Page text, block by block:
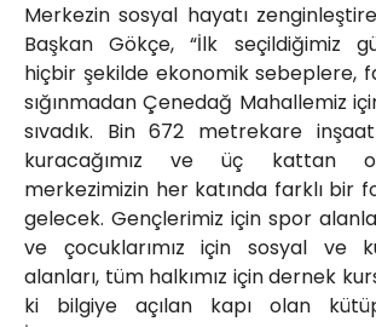
Merkezin sosyal hayatı
Başkan Gökçe, “İlk seçildiğimiz
hiçbir şekilde ekonomik sebeplere,
sığınmadan Çenedağ Mahallemiz
sıvadık. Bin 672 metrekare
kuracağımız ve üç kattan
merkezimizin her katında farklı bir
gelecek. Gençlerimiz için spor
ve çocuklarımız için sosyal ve
alanları, tüm halkımız için dernek
ki bilgiye açılan kapı olan